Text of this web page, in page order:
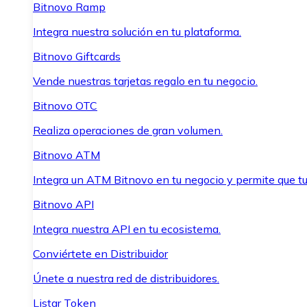
Bitnovo Ramp
Integra nuestra solución en tu plataforma.
Bitnovo Giftcards
Vende nuestras tarjetas regalo en tu negocio.
Bitnovo OTC
Realiza operaciones de gran volumen.
Bitnovo ATM
Integra un ATM Bitnovo en tu negocio y permite que
Bitnovo API
Integra nuestra API en tu ecosistema.
Conviértete en Distribuidor
Únete a nuestra red de distribuidores.
Listar Token